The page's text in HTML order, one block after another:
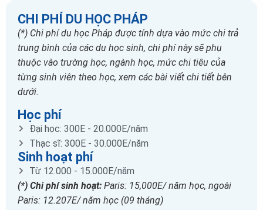
CHI PHÍ DU HỌC PHÁP
(*) Chi phí du học Pháp được tính dựa vào mức chi trả
trung bình của các du học sinh, chi phí này sẽ phụ
thuộc vào trường học, ngành học, mức chi tiêu của
từng sinh viên theo học, xem các bài viết chi tiết bên
dưới.
Học phí
Đại học: 300E - 20.000E/năm
Thạc sĩ: 300E - 30.000E/năm
Sinh hoạt phí
Từ 12.000 - 15.000E/năm
(*) Chi phí sinh hoạt: Paris: 15,000E/ năm học, ngoài
Paris: 12.207E/ năm học (09 tháng)